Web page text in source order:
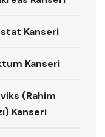
Kanseri
Kanseri
(Rahim
Kanseri